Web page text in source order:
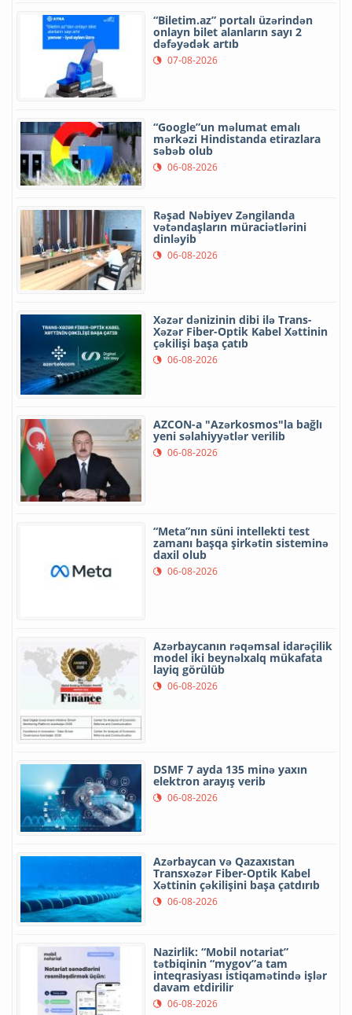
“Biletim.az” portalı üzərindən
onlayn bilet alanların sayı 2
dəfəyədək artıb
07-08-2026
“Google”un məlumat emalı
mərkəzi Hindistanda etirazlara
səbəb olub
06-08-2026
Rəşad Nəbiyev Zəngilanda
vətəndaşların müraciətlərini
dinləyib
06-08-2026
Xəzər dənizinin dibi ilə Trans-
Xəzər Fiber-Optik Kabel Xəttinin
çəkilişi başa çatıb
06-08-2026
AZCON-a "Azərkosmos"la bağlı
yeni səlahiyyətlər verilib
06-08-2026
“Meta”nın süni intellekti test
zamanı başqa şirkətin sisteminə
daxil olub
06-08-2026
Azərbaycanın rəqəmsal idarəçilik
model iki beynəlxalq mükafata
layiq görülüb
06-08-2026
DSMF 7 ayda 135 minə yaxın
elektron arayış verib
06-08-2026
Azərbaycan və Qazaxıstan
Transxəzər Fiber-Optik Kabel
Xəttinin çəkilişini başa çatdırıb
06-08-2026
Nazirlik: “Mobil notariat”
tətbiqinin “mygov”a tam
inteqrasiyası istiqamətində işlər
davam etdirilir
06-08-2026